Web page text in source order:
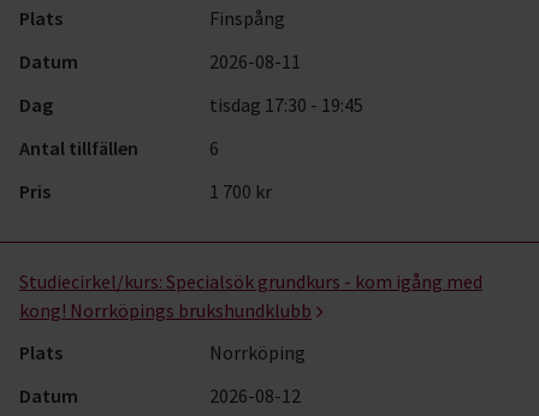
Plats
Finspång
Datum
2026-08-11
Dag
tisdag 17:30 - 19:45
Antal tillfällen
6
Pris
1 700 kr
Studiecirkel/kurs: Specialsök grundkurs - kom igång med
kong! Norrköpings brukshundklubb
Plats
Norrköping
Datum
2026-08-12